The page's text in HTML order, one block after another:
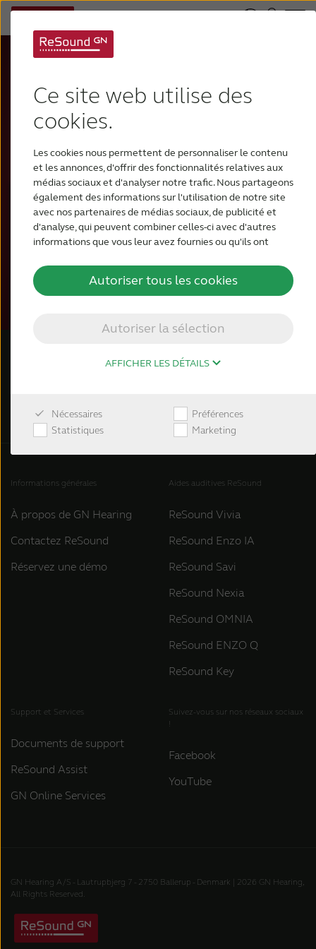
Ce site web utilise des
cookies.
Les cookies nous permettent de personnaliser le contenu
et les annonces, d'offrir des fonctionnalités relatives aux
médias sociaux et d'analyser notre trafic. Nous partageons
également des informations sur l'utilisation de notre site
avec nos partenaires de médias sociaux, de publicité et
d'analyse, qui peuvent combiner celles-ci avec d'autres
informations que vous leur avez fournies ou qu'ils ont
Autoriser la sélection
Autoriser tous les cookies
AFFICHER LES DÉTAILS
Nécessaires
Préférences
Statistiques
Marketing
Book a demo of
OMNIA
Fill out the form and a ReSound
about ReSound OMNIA
Schedule a demo or training
Informations générales
À propos de GN Hearing
Contactez ReSound
Réservez une démo
Aides auditives ReSound
ReSound Vivia
ReSound Enzo IA
ReSound Savi
ReSound Nexia
ReSound OMNIA
ReSound ENZO Q
ReSound Key
Support et Services
Documents de support
ReSound Assist
GN Online Services
Suivez-vous sur nos réseaux sociaux
!
Facebook
YouTube
GN Hearing A/S - Lautrupbjerg 7 - 2750 Ballerup - Denmark | 2026 GN Hearing,
All Rights Reserved.